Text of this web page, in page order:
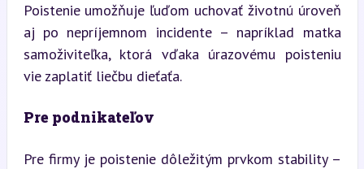
Poistenie umožňuje ľuďom uchovať životnú úroveň
aj po nepríjemnom incidente – napríklad matka
samoživiteľka, ktorá vďaka úrazovému poisteniu
vie zaplatiť liečbu dieťaťa.
Pre podnikateľov
Pre firmy je poistenie dôležitým prvkom stability –